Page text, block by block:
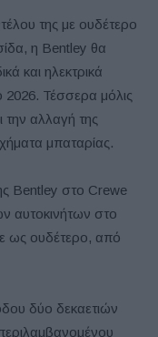
της με ουδέτερο
η Bentley θα
και ηλεκτρικά
2026. Τέσσερα μόλις
την αλλαγή της
μπαταρίας.
Bentley στο Crewe
αυτοκινήτων στο
ως ουδέτερο, από
δύο δεκαετιών